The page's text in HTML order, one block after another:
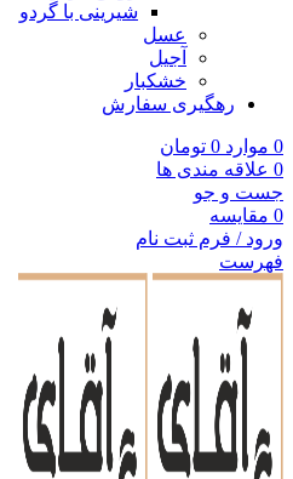
شیرینی با گردو
عسل
آجیل
خشکبار
رهگیری سفارش
0 موارد 0 تومان
0 علاقه مندی ها
جست و جو
0 مقایسه
ورود / فرم ثبت نام
فهرست